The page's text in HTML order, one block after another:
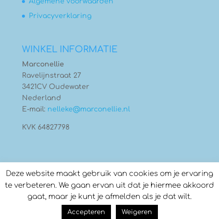
Privacyverklaring
WINKEL INFORMATIE
Marconellie
Ravelijnstraat 27
3421CV Oudewater
Nederland
E-mail: nelleke@marconellie.nl
KVK 64827798
© Copyright 2026Marconellie- Gebouwd door:
Compass Creations
Deze website maakt gebruik van cookies om je ervaring
te verbeteren. We gaan ervan uit dat je hiermee akkoord
gaat, maar je kunt je afmelden als je dat wilt.
Accepteren Weigeren